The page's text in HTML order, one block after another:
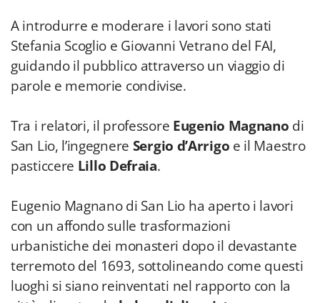
A introdurre e moderare i lavori sono stati
Stefania Scoglio e Giovanni Vetrano del FAI,
guidando il pubblico attraverso un viaggio di
parole e memorie condivise.
Tra i relatori, il professore Eugenio Magnano di
San Lio, l’ingegnere Sergio d’Arrigo e il Maestro
pasticcere Lillo Defraia.
Eugenio Magnano di San Lio ha aperto i lavori
con un affondo sulle trasformazioni
urbanistiche dei monasteri dopo il devastante
terremoto del 1693, sottolineando come questi
luoghi si siano reinventati nel rapporto con la